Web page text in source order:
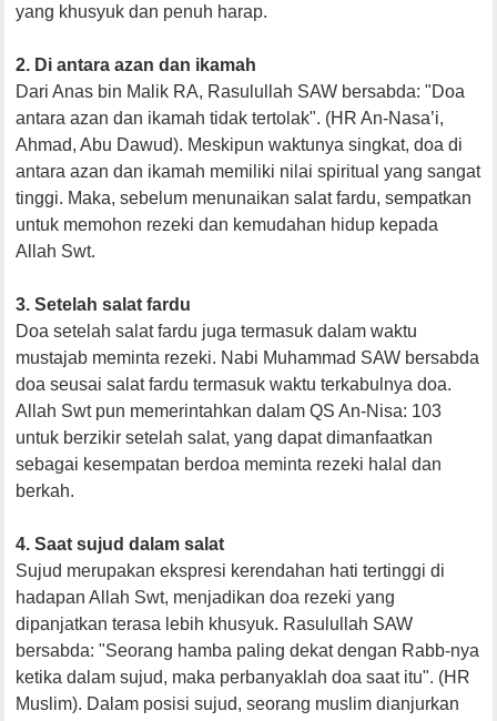
yang khusyuk dan penuh harap.
2. Di antara azan dan ikamah
Dari Anas bin Malik RA, Rasulullah SAW bersabda: "Doa
antara azan dan ikamah tidak tertolak". (HR An-Nasa’i,
Ahmad, Abu Dawud). Meskipun waktunya singkat, doa di
antara azan dan ikamah memiliki nilai spiritual yang sangat
tinggi. Maka, sebelum menunaikan salat fardu, sempatkan
untuk memohon rezeki dan kemudahan hidup kepada
Allah Swt.
3. Setelah salat fardu
Doa setelah salat fardu juga termasuk dalam waktu
mustajab meminta rezeki. Nabi Muhammad SAW bersabda
doa seusai salat fardu termasuk waktu terkabulnya doa.
Allah Swt pun memerintahkan dalam QS An-Nisa: 103
untuk berzikir setelah salat, yang dapat dimanfaatkan
sebagai kesempatan berdoa meminta rezeki halal dan
berkah.
4. Saat sujud dalam salat
Sujud merupakan ekspresi kerendahan hati tertinggi di
hadapan Allah Swt, menjadikan doa rezeki yang
dipanjatkan terasa lebih khusyuk. Rasulullah SAW
bersabda: "Seorang hamba paling dekat dengan Rabb-nya
ketika dalam sujud, maka perbanyaklah doa saat itu". (HR
Muslim). Dalam posisi sujud, seorang muslim dianjurkan